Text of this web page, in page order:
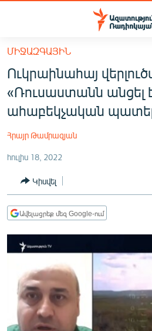
Մատչելիության
հիմնական
բովանդակությանը
Անցնել
հիմնական
մենյուին
ՀԱՅԱՍՏԱՆ
ՔԱՂԱՔԱԿԱՆ
ՏՆՏԵՍՈՒԹՅՈՒՆ
ՂԱՐԱԲԱՂ
ՏԱՐԱԾԱՇՐՋԱՆ
ՄԻՋԱԶԳԱՅԻՆ
ՄՇԱԿՈՒՅԹ
ՍՊՈՐՏ
ՄԻՋԱԶԳԱՅԻՆ
Ուկրաինահայ
«Ռուսաստանն անցել
ահաբեկչական
Հրայր Թամրազյան
հուլիս 18, 2022
Կիսվել
Ավելացրեք մեզ Google-ում